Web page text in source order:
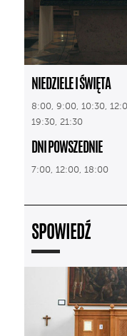
NIEDZIELE I ŚWIĘTA
8:00, 9:00, 10:30,
19:30, 21:30
DNI POWSZEDNIE
7:00, 12:00, 18:00
SPOWIEDŹ